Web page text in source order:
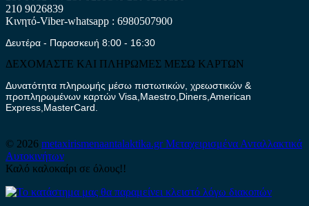
210 9026839
Κινητό-Viber-whatsapp : 6980507900
Δευτέρα - Παρασκευή 8:00 - 16:30
ΔΕΧΟΜΑΣΤΕ ΚΑΙ ΠΛΗΡΩΜΕΣ ΜΕΣΩ ΚΑΡΤΩΝ
Δυνατότητα πληρωμής μέσω πιστωτικών, χρεωστικών &
προπληρωμένων καρτών Visa,Maestro,Diners,American
Express,MasterCard.
© 2026 metaxirismenaantalaktika.grΜεταχειρισμένα Ανταλλακτικά
Αυτοκινήτων
Καλό καλοκαίρι σε όλους!!